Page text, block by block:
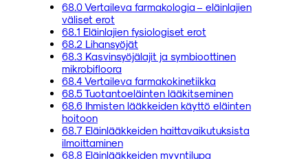
68.0 Vertaileva farmakologia – eläinlajien
väliset erot
68.1 Eläinlajien fysiologiset erot
68.2 Lihansyöjät
68.3 Kasvinsyöjälajit ja symbioottinen
mikrobifloora
68.4 Vertaileva farmakokinetiikka
68.5 Tuotantoeläinten lääkitseminen
68.6 Ihmisten lääkkeiden käyttö eläinten
hoitoon
68.7 Eläinlääkkeiden haittavaikutuksista
ilmoittaminen
68.8 Eläinlääkkeiden myyntilupa